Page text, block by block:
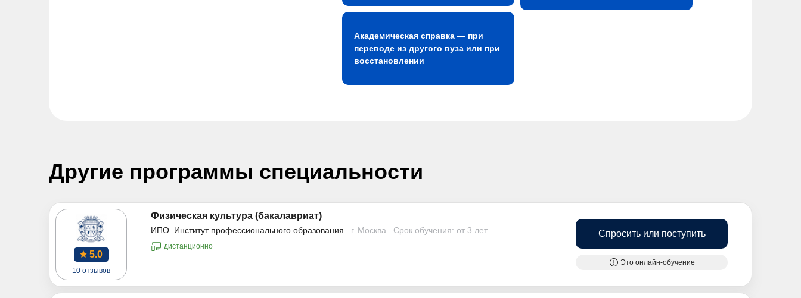
Академическая справка — при
переводе из другого вуза или при
восстановлении
Другие программы специальности
5.0
10 отзывов
Физическая культура (бакалавриат)
ИПО. Институт профессионального образования г. Москва Срок обучения: от 3 лет
дистанционно
Спросить или поступить
Это онлайн-обучение